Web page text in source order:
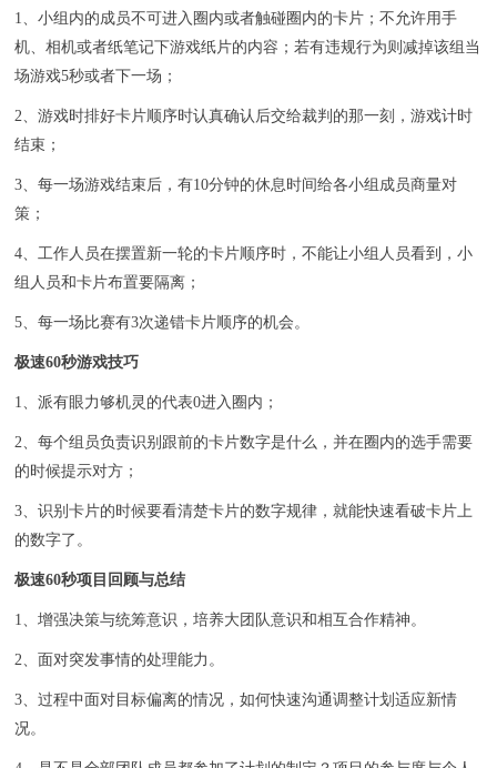
1、小组内的成员不可进入圈内或者触碰圈内的卡片；不允许用手
机、相机或者纸笔记下游戏纸片的内容；若有违规行为则减掉该组当
场游戏5秒或者下一场；
2、游戏时排好卡片顺序时认真确认后交给裁判的那一刻，游戏计时
结束；
3、每一场游戏结束后，有10分钟的休息时间给各小组成员商量对
策；
4、工作人员在摆置新一轮的卡片顺序时，不能让小组人员看到，小
组人员和卡片布置要隔离；
5、每一场比赛有3次递错卡片顺序的机会。
极速60秒游戏技巧
1、派有眼力够机灵的代表0进入圈内；
2、每个组员负责识别跟前的卡片数字是什么，并在圈内的选手需要
的时候提示对方；
3、识别卡片的时候要看清楚卡片的数字规律，就能快速看破卡片上
的数字了。
极速60秒项目回顾与总结
1、增强决策与统筹意识，培养大团队意识和相互合作精神。
2、面对突发事情的处理能力。
3、过程中面对目标偏离的情况，如何快速沟通调整计划适应新情
况。